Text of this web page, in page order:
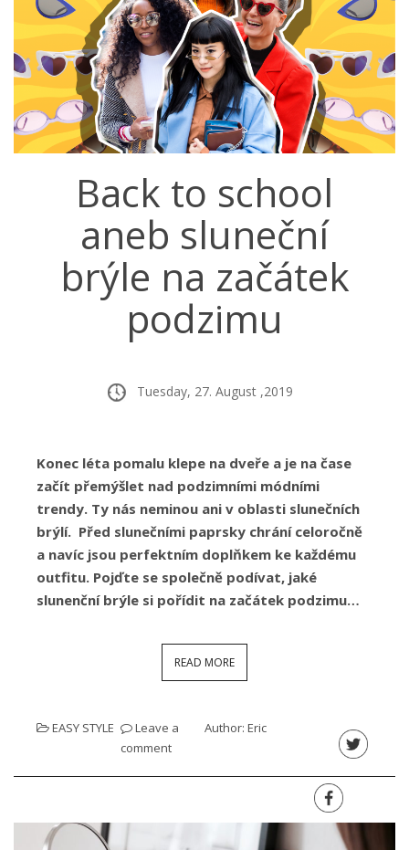
Back to school
aneb sluneční
brýle na začátek
podzimu
Tuesday, 27. August ,2019
Konec léta pomalu klepe na dveře a je na čase
začít přemýšlet nad podzimními módními
trendy. Ty nás neminou ani v oblasti slunečních
brýlí. Před slunečními paprsky chrání celoročně
a navíc jsou perfektním doplňkem ke každému
outfitu. Pojďte se společně podívat, jaké
slunenční brýle si pořídit na začátek podzimu…
READ MORE
EASY STYLE
Leave a
comment
Author: Eric